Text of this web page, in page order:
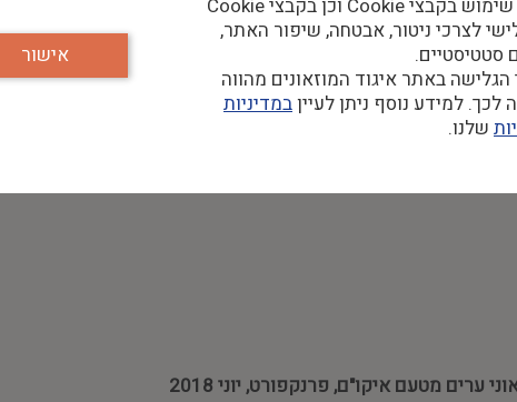
ביקורנו הראשון היה במוזאון ואזה. הוא…
נעשה שימוש בקבצי Cookie וכן בקבצי Cookie
לצרכי ניטור, אבטחה, שיפור האתר,
סטטיסטיים.
באתר איגוד המוזאונים מהווה
לכך. למידע נוסף ניתן לעייןבמדיניות
שלנו.
אישור